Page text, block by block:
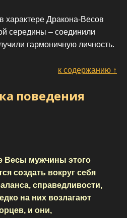
характере Дракона-Весов
середины – соединили
гармоничную личность.
к содержанию ↑
поведения
Весы мужчины этого
создать вокруг себя
справедливости,
на них возлагают
и они,